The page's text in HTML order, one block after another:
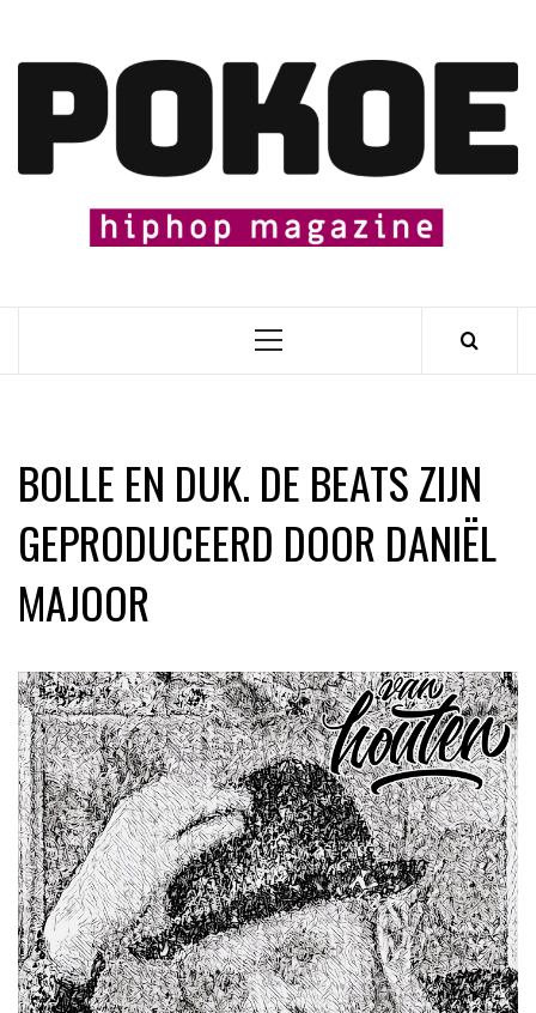
content
Primary
BOLLE EN DUK. DE BEATS ZIJN
GEPRODUCEERD DOOR DANIËL
MAJOOR